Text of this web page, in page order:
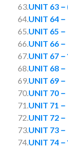
63.UNIT 63－
64.UNIT 64－
65.UNIT 65－
66.UNIT 66
67.UNIT 67－
68.UNIT 68－
69.UNIT 69－
70.UNIT 70－
71.UNIT 71－
72.UNIT 72
73.UNIT 73－
74.UNIT 74